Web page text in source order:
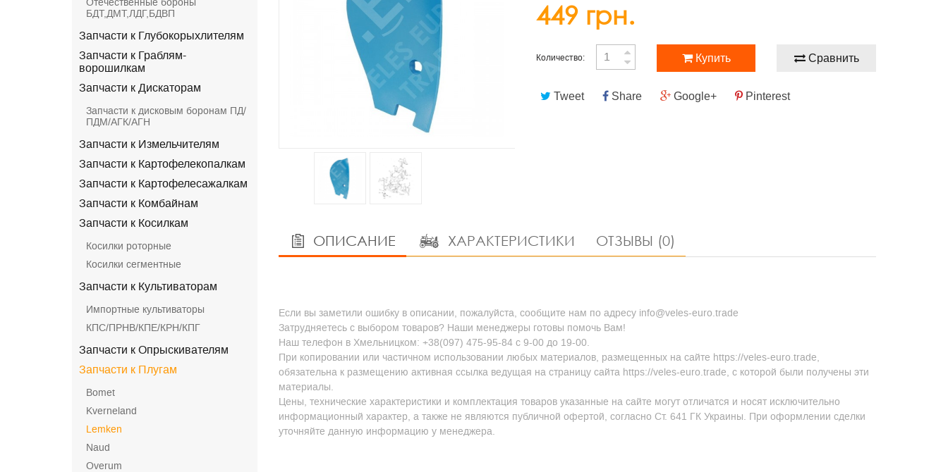
БДТ,ДМТ,ЛДГ,БДВП
Запчасти к Глубокорыхлителям
Запчасти к Граблям-
ворошилкам
Запчасти к Дискаторам
Запчасти к дисковым боронам ПД/
ПДМ/АГК/АГН
Запчасти к Измельчителям
Запчасти к Картофелекопалкам
Запчасти к Картофелесажалкам
Запчасти к Комбайнам
Запчасти к Косилкам
Косилки роторные
Косилки сегментные
Запчасти к Культиваторам
Импортные культиваторы
КПС/ПРНВ/КПЕ/КРН/КПГ
Запчасти к Опрыскивателям
Запчасти к Плугам
Bomet
Kverneland
Lemken
Naud
Overum
449 грн.
Количество: Купить Сравнить
Tweet Share Google+ Pinterest
ОПИСАНИЕ ХАРАКТЕРИСТИКИ ОТЗЫВЫ (0)
Если вы заметили ошибку в описании, пожалуйста, сообщите нам по адресу info@veles-euro.trade
Затрудняетесь с выбором товаров? Наши менеджеры готовы помочь Вам!
Наш телефон в Хмельницком: +38(097) 475-95-84 с 9-00 до 19-00.
При копировании или частичном использовании любых материалов, размещенных на сайте https://veles-euro.trade,
обязательна к размещению активная ссылка ведущая на страницу сайта https://veles-euro.trade, с которой были получены эти
материалы.
Цены, технические характеристики и комплектация товаров указанные на сайте могут отличатся и носят исключительно
информационный характер, а также не являются публичной офертой, согласно Ст. 641 ГК Украины. При оформлении сделки
уточняйте данную информацию у менеджера.